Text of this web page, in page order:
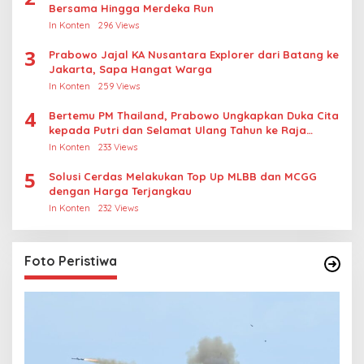
Bersama Hingga Merdeka Run
In Konten 296 Views
3
Prabowo Jajal KA Nusantara Explorer dari Batang ke
Jakarta, Sapa Hangat Warga
In Konten 259 Views
4
Bertemu PM Thailand, Prabowo Ungkapkan Duka Cita
kepada Putri dan Selamat Ulang Tahun ke Raja
Thailand
In Konten 233 Views
5
Solusi Cerdas Melakukan Top Up MLBB dan MCGG
dengan Harga Terjangkau
In Konten 232 Views
Foto Peristiwa